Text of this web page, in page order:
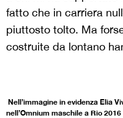
fatto che in carriera
piuttosto tolto. Ma
costruite da lontano
Nell’immagine in evidenza Elia
nell’Omnium maschile a Rio